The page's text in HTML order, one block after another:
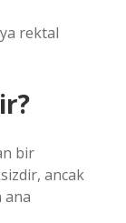
rektal
bir
ancak
ana